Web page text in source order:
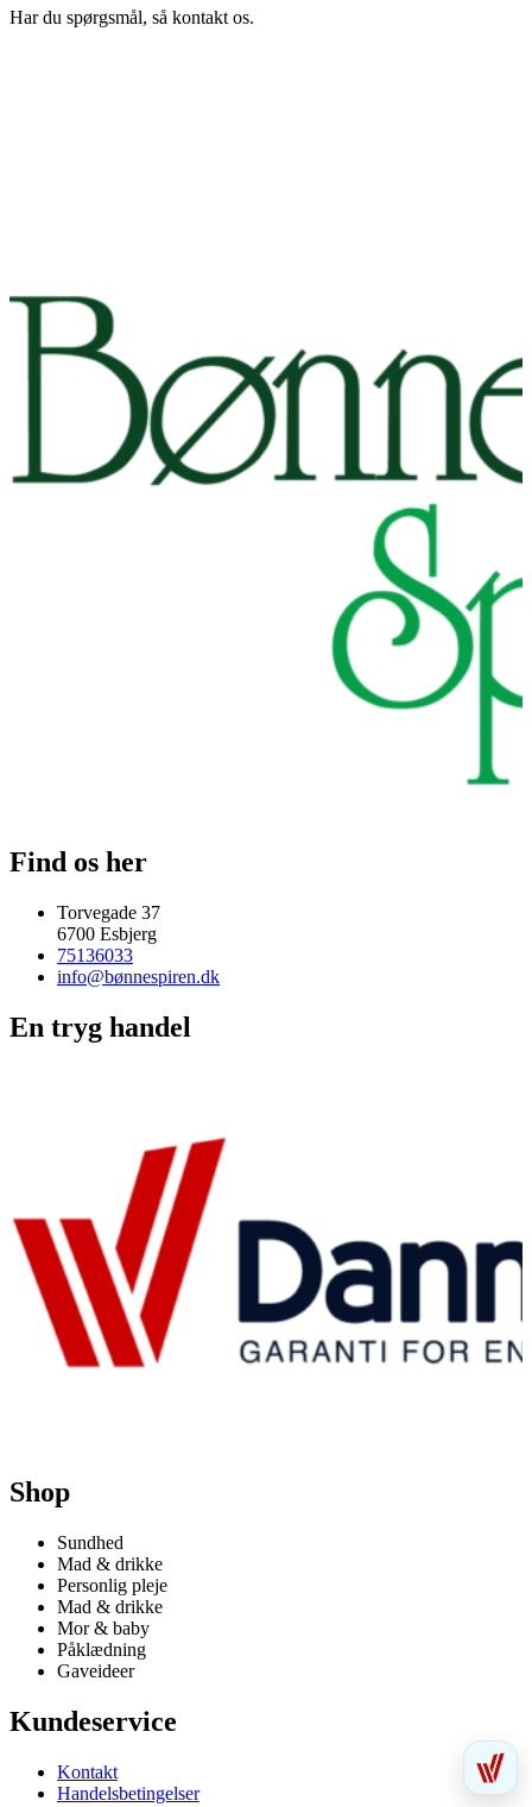
Har du spørgsmål, så kontakt os.
Find os her
Torvegade 37
6700 Esbjerg
75136033
info@bønnespiren.dk
En tryg handel
Shop
Sundhed
Mad & drikke
Personlig pleje
Mad & drikke
Mor & baby
Påklædning
Gaveideer
Kundeservice
Kontakt
Handelsbetingelser